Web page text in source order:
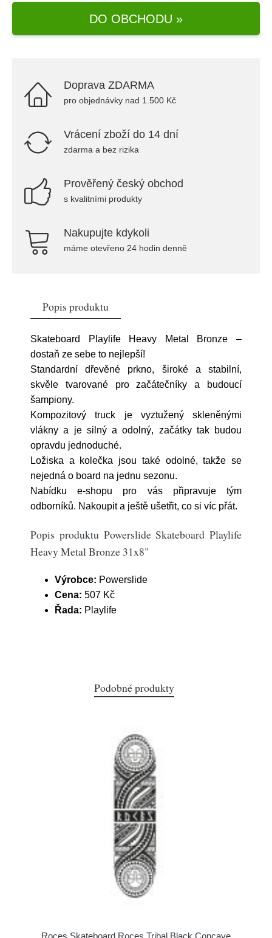
DO OBCHODU »
Doprava ZDARMA
pro objednávky nad 1.500 Kč
Vrácení zboží do 14 dní
zdarma a bez rizika
Prověřený český obchod
s kvalitními produkty
Nakupujte kdykoli
máme otevřeno 24 hodin denně
Popis produktu
Skateboard Playlife Heavy Metal Bronze –
dostaň ze sebe to nejlepší!
Standardní dřevěné prkno, široké a stabilní,
skvěle tvarované pro začátečníky a budoucí
šampiony.
Kompozitový truck je vyztužený skleněnými
vlákny a je silný a odolný, začátky tak budou
opravdu jednoduché.
Ložiska a kolečka jsou také odolné, takže se
nejedná o board na jednu sezonu.
Nabídku e-shopu pro vás připravuje tým
odborníků. Nakoupit a ještě ušetřit, co si víc přát.
Popis produktu Powerslide Skateboard Playlife
Heavy Metal Bronze 31x8"
Výrobce: Powerslide
Cena: 507 Kč
Řada: Playlife
Podobné produkty
Roces Skateboard Roces Tribal Black Concave